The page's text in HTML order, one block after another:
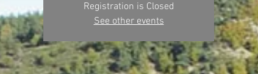
Registration is Closed
See other events